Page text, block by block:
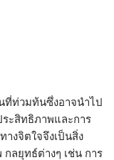
ที่ท่วมท้นซึ่งอาจนำไป
ะสิทธิภาพและการ
งจิตใจจึงเป็นสิ่ง
ลยุทธ์ต่างๆ เช่น การ